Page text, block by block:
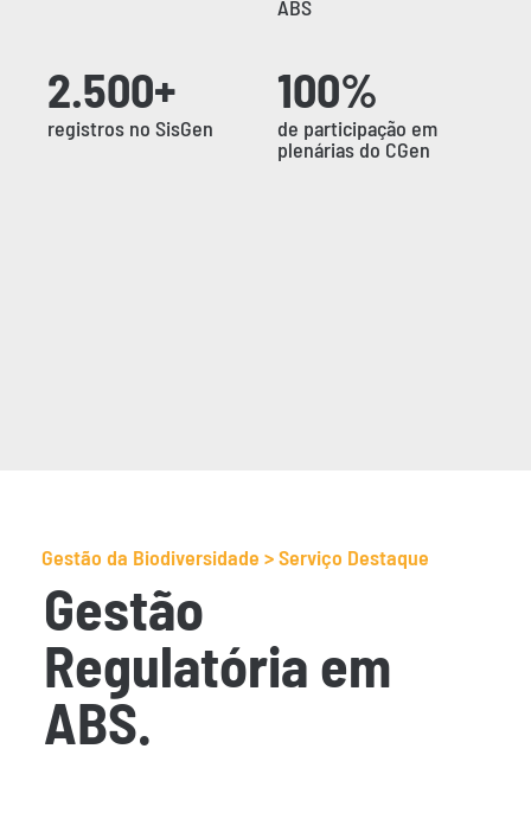
ABS
2.500+
registros no SisGen
100%
de participação em
plenárias do CGen
Gestão da Biodiversidade > Serviço Destaque
Gestão
Regulatória em
ABS.